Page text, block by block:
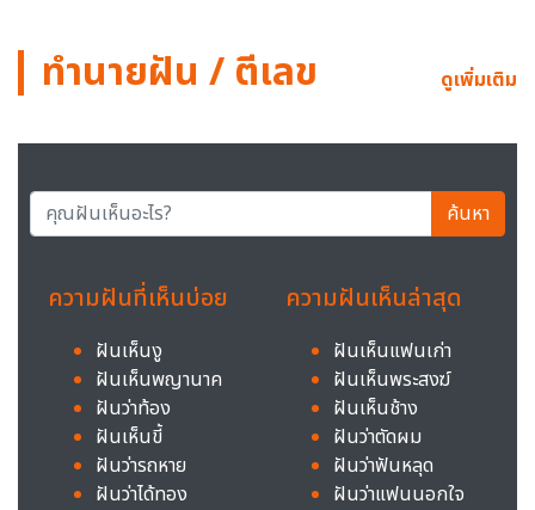
ทำนายฝัน / ตีเลข ดูเพิ่มเติม
ค้นหา
ความฝันที่เห็นบ่อย
ฝันเห็นงู
ฝันเห็นพญานาค
ฝันว่าท้อง
ฝันเห็นขี้
ฝันว่ารถหาย
ฝันว่าได้ทอง
ความฝันเห็นล่าสุด
ฝันเห็นแฟนเก่า
ฝันเห็นพระสงฆ์
ฝันเห็นช้าง
ฝันว่าตัดผม
ฝันว่าฟันหลุด
ฝันว่าแฟนนอกใจ